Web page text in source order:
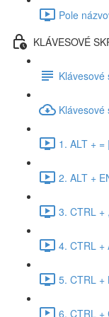
Pole
KLÁVESOVÉ
1. ALT +
2. ALT +
3. CTRL +
4. CTRL +
5. CTRL +
6. CTRL +